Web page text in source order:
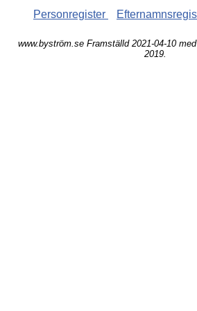
Personregister
www.byström.se Framställd 2021-04-10
2019.